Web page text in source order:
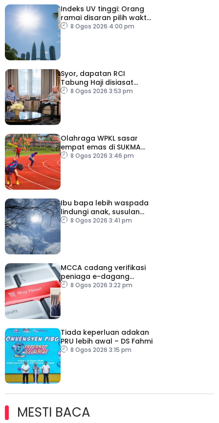
Indeks UV tinggi: Orang
ramai disaran pilih waktu
sesuai untuk aktiviti luar
8 Ogos 2026 4:00 pm
Syor, dapatan RCI
Tabung Haji disiasat
tanpa kompromi – PM
8 Ogos 2026 3:53 pm
Olahraga WPKL sasar
empat emas di SUKMA
20268 Ogos 2026 3:46 pm
Ibu bapa lebih waspada
lindungi anak, susulan
indeks UV sangat tinggi
8 Ogos 2026 3:41 pm
MCCA cadang verifikasi
peniaga e-dagang
tangani lambakan
8 Ogos 2026 3:22 pm
Tiada keperluan adakan
PRU lebih awal – DS Fahmi
8 Ogos 2026 3:15 pm
MESTI BACA